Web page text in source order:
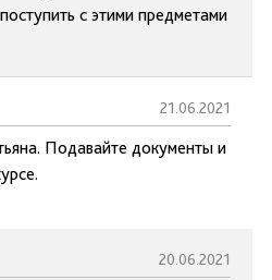
с этими предметами
21.06.2021
Подавайте документы и
20.06.2021